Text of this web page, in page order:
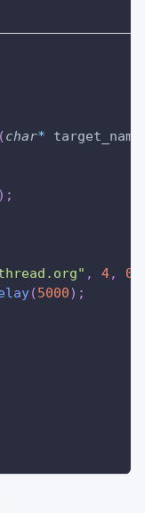
(char* target_name
) ;
, 4, 0
(5000) ;